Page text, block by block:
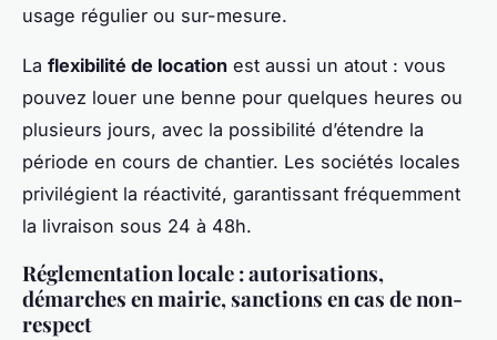
usage régulier ou sur-mesure.
La flexibilité de location est aussi un atout : vous
pouvez louer une benne pour quelques heures ou
plusieurs jours, avec la possibilité d’étendre la
période en cours de chantier. Les sociétés locales
privilégient la réactivité, garantissant fréquemment
la livraison sous 24 à 48h.
Réglementation locale : autorisations,
démarches en mairie, sanctions en cas de non-
respect